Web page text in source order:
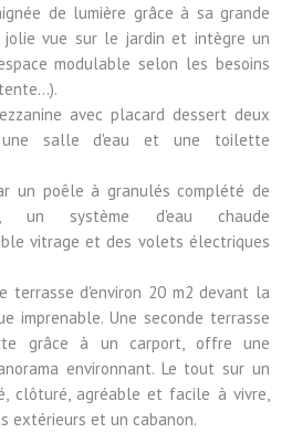
de lumière grâce à sa grande
jolie vue sur le jardin et intègre un
modulable selon les besoins
avec placard dessert deux
une salle d'eau et une toilette
un poêle à granulés complété de
un système d'eau chaude
vitrage et des volets électriques
terrasse d'environ 20 m2 devant la
imprenable. Une seconde terrasse
grâce à un carport, offre une
environnant. Le tout sur un
clôturé, agréable et facile à vivre,
extérieurs et un cabanon.